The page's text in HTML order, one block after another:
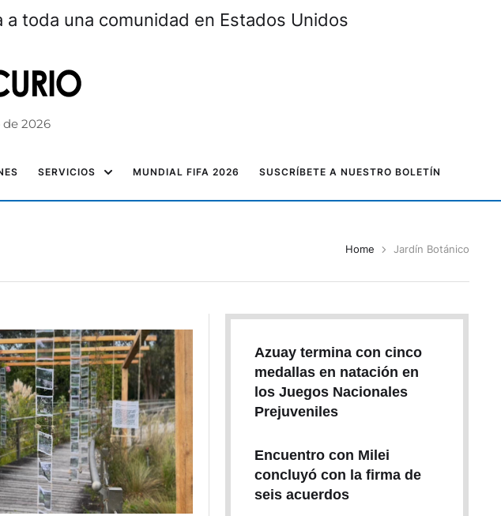
toda una comunidad en Estados Unidos
de 2026
SERVICIOS MUNDIAL FIFA 2026 SUSCRÍBETE A NUESTRO BOLETÍN
Home Jardín Botánico
Azuay termina con cinco
medallas en natación en
los Juegos Nacionales
Prejuveniles
Encuentro con Milei
concluyó con la firma de
seis acuerdos